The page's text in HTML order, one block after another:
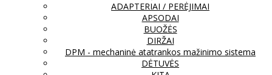
ADAPTERIAI / PERĖJIMAI
APSODAI
BUOŽĖS
DIRŽAI
DPM - mechaninė atatrankos mažinimo sistema
DĖTUVĖS